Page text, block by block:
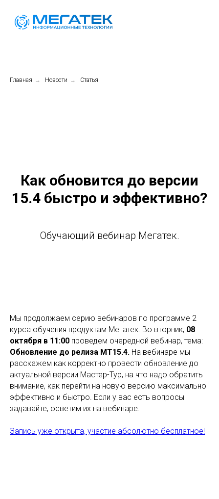
Главная → Новости → Статья
Как обновится до версии
15.4 быстро и эффективно?
Обучающий вебинар Мегатек.
Мы продолжаем серию вебинаров по программе 2
курса обучения продуктам Мегатек. Во вторник, 08
октября в 11:00 проведем очередной вебинар, тема:
Обновление до релиза МТ15.4. На вебинаре мы
расскажем как корректно провести обновление до
актуальной версии Мастер-Тур, на что надо обратить
внимание, как перейти на новую версию максимально
эффективно и быстро. Если у вас есть вопросы
задавайте, осветим их на вебинаре.
Запись уже открыта, участие абсолютно бесплатное!